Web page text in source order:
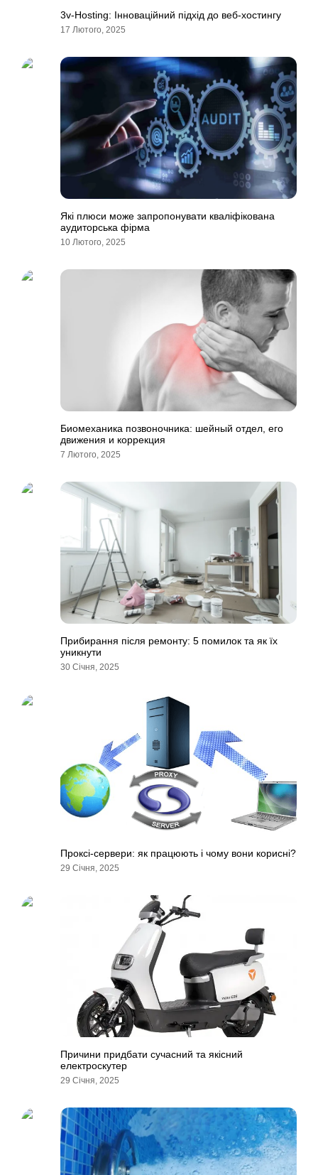
3v-Hosting: Інноваційний підхід до веб-хостингу
17 Лютого, 2025
Які плюси може запропонувати кваліфікована
аудиторська фірма
10 Лютого, 2025
Биомеханика позвоночника: шейный отдел, его
движения и коррекция
7 Лютого, 2025
Прибирання після ремонту: 5 помилок та як їх
уникнути
30 Січня, 2025
Проксі-сервери: як працюють і чому вони корисні?
29 Січня, 2025
Причини придбати сучасний та якісний
електроскутер
29 Січня, 2025